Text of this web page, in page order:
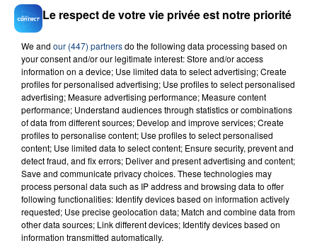
FIL D'ACTU
23 juillet 2026
INCENDIE MORTEL À LENS : UNE FEMME ET
Le respect de votre vie privée est notre priorité
We and our (447) partnersdo the following data processing based on
your consent and/or our legitimate interest: Store and/or access
information on a device; Use limited data to select advertising; Create
profiles for personalised advertising; Use profiles to select personalised
advertising; Measure advertising performance; Measure content
performance; Understand audiences through statistics or combinations
of data from different sources; Develop and improve services; Create
profiles to personalise content; Use profiles to select personalised
content; Use limited data to select content; Ensure security, prevent and
detect fraud, and fix errors; Deliver and present advertising and content;
Save and communicate privacy choices. These technologies may
process personal data such as IP address and browsing data to offer
following functionalities: Identify devices based on information actively
requested; Use precise geolocation data; Match and combine data from
other data sources; Link different devices; Identify devices based on
information transmitted automatically.